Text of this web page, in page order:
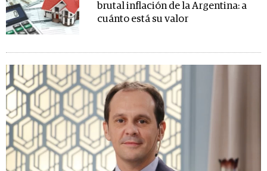
brutal inflación de la Argentina: a
cuánto está su valor